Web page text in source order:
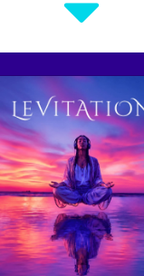
ALBUM
+
ÚJ
KÖNYV